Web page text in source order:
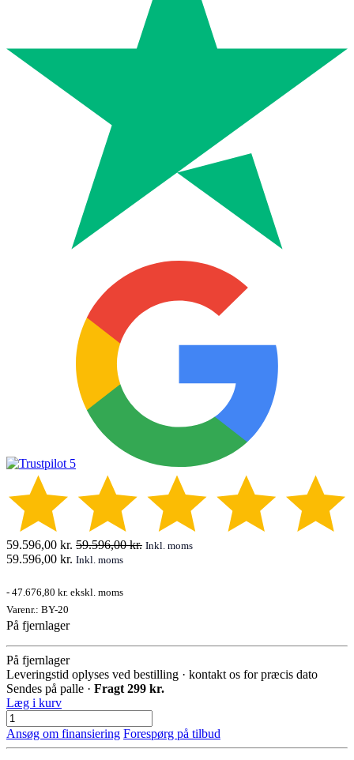
59.596,00 kr. 59.596,00kr. Inkl. moms
59.596,00 kr. Inkl. moms
- 47.676,80 kr. ekskl. moms
Varenr.: BY-20
På fjernlager
På fjernlager
Leveringstid oplyses ved bestilling · kontakt os for præcis dato
Sendes på palle · Fragt 299 kr.
Læg i kurv
Ansøg om finansiering Forespørg på tilbud